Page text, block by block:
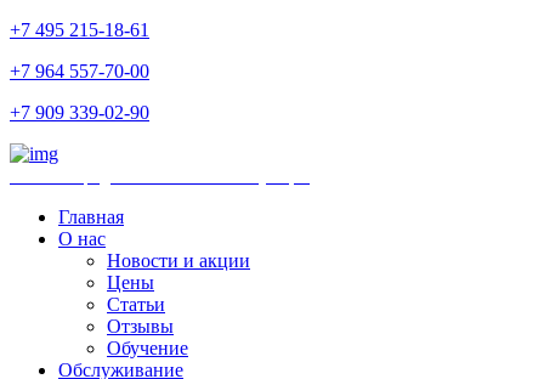
+7 495 215-18-61
+7 964 557-70-00
+7 909 339-02-90
Главная
О нас
Новости и акции
Цены
Статьи
Отзывы
Обучение
Обслуживание